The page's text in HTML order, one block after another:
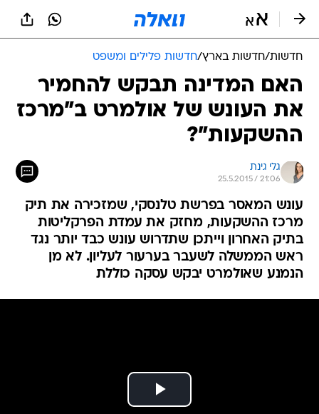
חדשות/חדשות בארץ/חדשות פלילים ומשפט
האם המדינה תבקש להחמיר
את העונש של אולמרט ב"מרכז
ההשקעות"?
גלי גינת
25.5.2015 / 21:06
עונש המאסר בפרשת טלנסקי, שמזכירה את תיק
מרכז ההשקעות, מחזק את עמדת הפרקליטות
בתיק האחרון וייתכן שתדרוש עונש כבד יותר נגד
ראש הממשלה לשעבר בערעור לעליון. לא מן
הנמנע שאולמרט יבקש עסקה כוללת